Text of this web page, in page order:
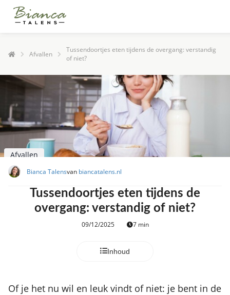
Afvallen
Tussendoortjes eten tijdens de overgang: verstandig
of niet?
Afvallen
Bianca Talensvan biancatalens.nl
Tussendoortjes eten tijdens de
overgang: verstandig of niet?
09/12/2025 7 min
Inhoud
Of je het nu wil en leuk vindt of niet: je bent in de